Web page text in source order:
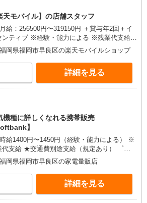
天モバイル】の店舗スタッフ
月給：256500円〜319150円 ＋賞与年2回＋イ
ンティブ ※経験・能力による ※残業代支給
別途支給（規定あり） ゜+゜・。○。・゜
。○。・゜+゜ 入社祝い金10万円支給(規定
・。○。・゜+゜・。○。・゜+゜
福岡県福岡市早良区の楽天モバイルショップ
詳細を見る
機種に詳しくなれる携帯販売
】
時給1400円〜1450円（経験・能力による） ※
支給 ★交通費別途支給（規定あり） ゜
。○。・゜+゜・。○。・゜+゜ 入社祝い金10
有) お友達を紹介頂くと, インセンテ
有) ★月2回払い・週払い可能（規程
★ ゜・。○。・゜+゜・。○。・゜+゜
福岡県福岡市早良区の家電量販店
詳細を見る